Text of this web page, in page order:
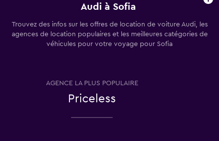
Audi à Sofia
Trouvez des infos sur les offres de location de voiture Audi, les
agences de location populaires et les meilleures catégories de
véhicules pour votre voyage pour Sofia
AGENCE LA PLUS POPULAIRE
Priceless